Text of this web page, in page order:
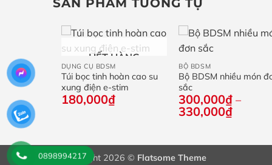
SẢN PHẨM TƯƠNG TỰ
HẾT HÀNG
DỤNG CỤ BDSM
Túi bọc tinh hoàn cao su
xung điện e-stim
180,000₫
BỘ BDSM
Bộ BDSM nhiều món
sắc
300,000₫ –
330,000₫Khoảng
định khoá
Copyright 2026 © Flatsome Theme
0898994217